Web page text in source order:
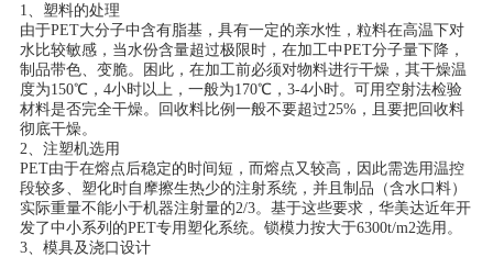
1、塑料的处理
由于PET大分子中含有脂基，具有一定的亲水性，粒料在高温下对
水比较敏感，当水份含量超过极限时，在加工中PET分子量下降，
制品带色、变脆。困此，在加工前必须对物料进行干燥，其干燥温
度为150℃，4小时以上，一般为170℃，3-4小时。可用空射法检验
材料是否完全干燥。回收料比例一般不要超过25%，且要把回收料
彻底干燥。
2、注塑机选用
PET由于在熔点后稳定的时间短，而熔点又较高，因此需选用温控
段较多、塑化时自摩擦生热少的注射系统，并且制品（含水口料）
实际重量不能小于机器注射量的2/3。基于这些要求，华美达近年开
发了中小系列的PET专用塑化系统。锁模力按大于6300t/m2选用。
3、模具及浇口设计